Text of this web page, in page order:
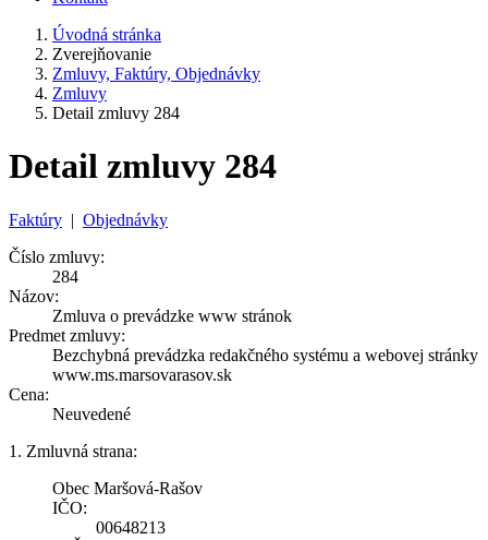
Úvodná stránka
Zverejňovanie
Zmluvy, Faktúry, Objednávky
Zmluvy
Detail zmluvy 284
Detail zmluvy 284
Faktúry | Objednávky
Číslo zmluvy:
284
Názov:
Zmluva o prevádzke www stránok
Predmet zmluvy:
Bezchybná prevádzka redakčného systému a webovej stránky
www.ms.marsovarasov.sk
Cena:
Neuvedené
1. Zmluvná strana:
Obec Maršová-Rašov
IČO:
00648213